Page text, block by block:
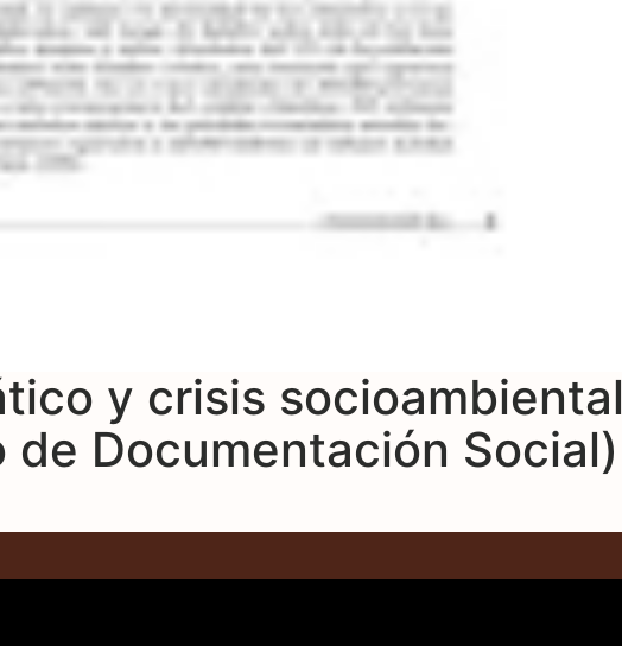
y crisis socioambiental
de Documentación Social)